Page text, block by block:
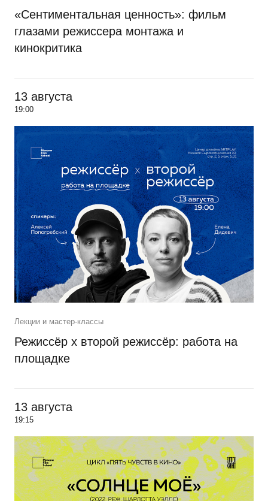
«Сентиментальная ценность»: фильм
глазами режиссера монтажа и
кинокритика
13 августа
19:00
Лекции и мастер-классы
Режиссёр х второй режиссёр: работа на
площадке
13 августа
19:15